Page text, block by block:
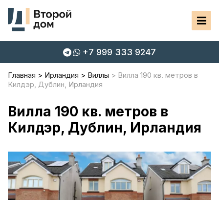
+7 999 333 9247
Главная Ирландия Виллы
Вилла 190 кв. метров в
Килдэр, Дублин, Ирландия
Вилла 190 кв. метров в
Килдэр, Дублин, Ирландия